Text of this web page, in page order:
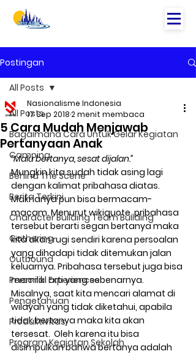
Postingan
All Posts
Bagaimana Cara Untuk Gelar Kegiatan
Camping
Behind The Scene
Berita Terkini
Character Building Team Building
Gathering
Outbound
Personal Experiences
Pengetahuan
Produktivitas
Program Kegiatan Sekolah
All Posts
5 Cara Mudah Menjawab
Pertanyaan Anak
Nasionalisme Indonesia
17 Sep 20182 menit membaca
“Malu bertanya, sesat dijalan.”
Mungkin kita sudah tidak asing lagi
dengan kalimat pribahasa diatas.
Maknanya pun bisa bermacam-
macam. Menurut wikiquote, pribahasa
tersebut berarti segan bertanya maka
kita akan rugi sendiri karena persoalan
yang dihadapi tidak ditemukan jalan
keluarnya. Pribahasa tersebut juga bisa
memiliki arti yang sebenarnya.
Misalnya, saat kita mencari alamat di
wilayah yang tidak diketahui, apabila
tidak bertanya maka kita akan
tersesat.  Oleh karena itu bisa
disimpulkan bahwa bertanya adalah